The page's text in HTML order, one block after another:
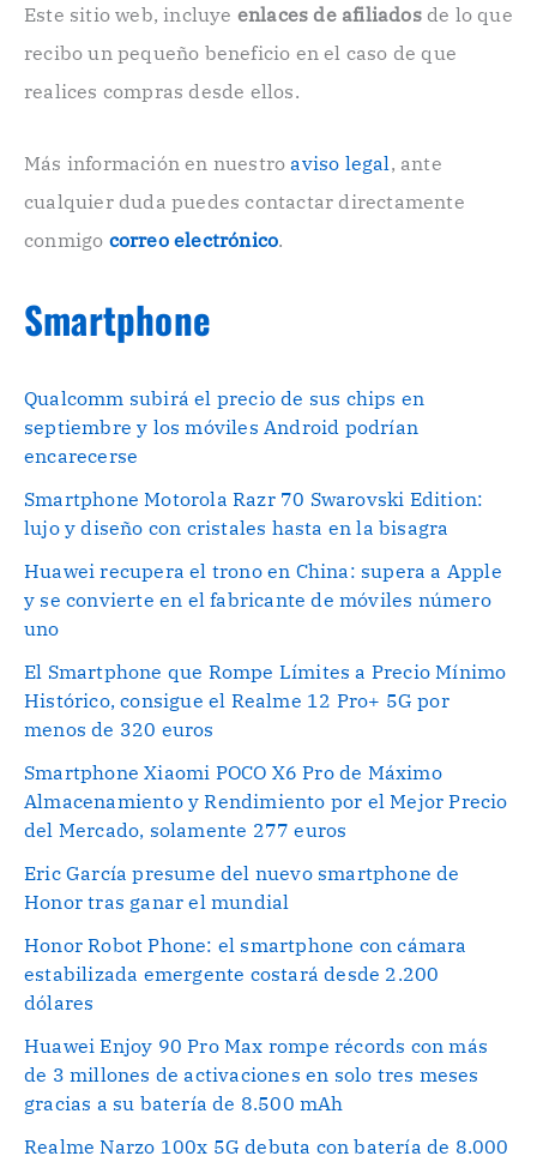
t
ó
n
o
.
Este sitio web, incluye enlaces de afiliadosde lo que
recibo un pequeño beneficio en el caso de que
realices compras desde ellos.
Más información en nuestroaviso legal, ante
cualquier duda puedes contactar directamente
conmigo correo electrónico.
Smartphone
Qualcomm subirá el precio de sus chips en
septiembre y los móviles Android podrían
encarecerse
Smartphone Motorola Razr 70 Swarovski Edition:
lujo y diseño con cristales hasta en la bisagra
Huawei recupera el trono en China: supera a Apple
y se convierte en el fabricante de móviles número
uno
El Smartphone que Rompe Límites a Precio Mínimo
Histórico, consigue el Realme 12 Pro+ 5G por
menos de 320 euros
Smartphone Xiaomi POCO X6 Pro de Máximo
Almacenamiento y Rendimiento por el Mejor Precio
del Mercado, solamente 277 euros
Eric García presume del nuevo smartphone de
Honor tras ganar el mundial
Honor Robot Phone: el smartphone con cámara
estabilizada emergente costará desde 2.200
dólares
Huawei Enjoy 90 Pro Max rompe récords con más
de 3 millones de activaciones en solo tres meses
gracias a su batería de 8.500 mAh
Realme Narzo 100x 5G debuta con batería de 8.000